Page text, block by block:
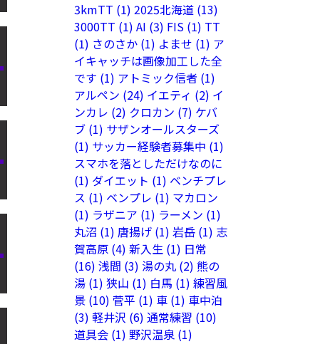
3kmTT (1) 2025北海道(13)
3000TT (1) AI (3) FIS(1) TT
(1) さのさか(1) よませ (1) ア
イキャッチは画像加工した全
です (1) アトミック信者(1)
アルペン (24) イエティ (2) イ
ンカレ (2) クロカン (7) ケバ
ブ(1) サザンオールスターズ
(1) サッカー経験者募集中 (1)
スマホを落としただけなのに
(1) ダイエット (1) ベンチプレ
ス (1) ベンプレ (1) マカロン
(1) ラザニア (1) ラーメン (1)
丸沼 (1) 唐揚げ(1) 岩岳(1) 志
賀高原(4) 新入生(1) 日常
(16) 浅間 (3) 湯の丸(2) 熊の
湯(1) 狭山 (1) 白馬 (1) 練習風
景(10) 菅平 (1) 車(1) 車中泊
(3) 軽井沢 (6) 通常練習 (10)
道具会(1) 野沢温泉(1)